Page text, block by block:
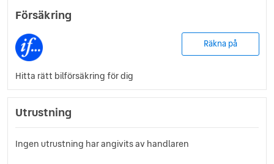
Försäkring
Räkna på
Hitta rätt bilförsäkring för dig
Utrustning
Ingen utrustning har angivits av handlaren